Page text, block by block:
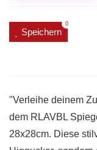
Speichern
0
"Verleihe deinem
dem RLAVBL
28x28cm. Diese